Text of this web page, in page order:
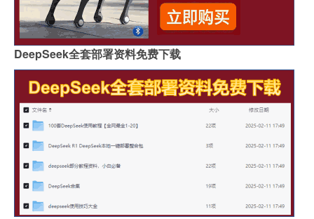
DeepSeek全套部署资料免费下载